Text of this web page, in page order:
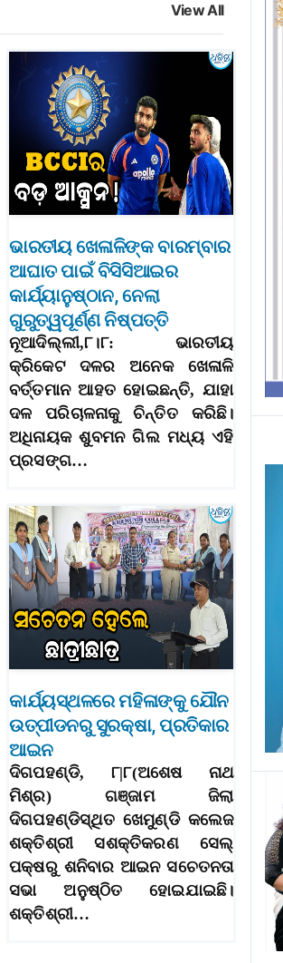
View All
ଭାରତୀୟ ଖେଳାଳିଙ୍କ ବାରମ୍ବାର
ଆଘାତ ପାଇଁ ବିସିସିଆଇର
କାର୍ଯ୍ୟାନୁଷ୍ଠାନ, ନେଲା
ଗୁରୁତ୍ୱପୂର୍ଣ୍ଣ ନିଷ୍ପତ୍ତି
ନୂଆଦିଲ୍ଲୀ,୮।୮: ଭାରତୀୟ
କ୍ରିକେଟ ଦଳର ଅନେକ ଖେଳାଳି
ବର୍ତ୍ତମାନ ଆହତ ହୋଇଛନ୍ତି, ଯାହା
ଦଳ ପରିଚାଳନାକୁ ଚିନ୍ତିତ କରିଛି।
ଅଧିନାୟକ ଶୁବମନ ଗିଲ ମଧ୍ୟ ଏହି
ପ୍ରସଙ୍ଗ…
କାର୍ଯ୍ୟସ୍ଥଳରେ ମହିଳାଙ୍କୁ ଯୌନ
ଉତ୍ପୀଡନରୁ ସୁରକ୍ଷା, ପ୍ରତିକାର
ଆଇନ
ଦିଗପହଣ୍ଡି, ୮|୮(ଅଶେଷ ନାଥ
ମିଶ୍ର) ଗଞ୍ଜାମ ଜିଲା
ଦିଗପହଣ୍ଡିସ୍ଥିତ ଖେମୁଣ୍ଡି କଲେଜ
ଶକ୍ତିଶ୍ରୀ ସଶକ୍ତିକରଣ ସେଲ୍
ପକ୍ଷରୁ ଶନିବାର ଆଇନ ସଚେତନତା
ସଭା ଅନୁଷ୍ଠିତ ହୋଇଯାଇଛି।
ଶକ୍ତିଶ୍ରୀ…